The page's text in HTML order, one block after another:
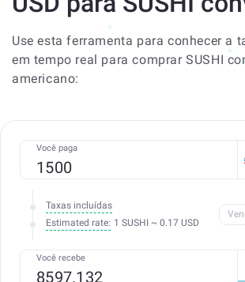
Use esta ferramenta para conhecer a
em tempo real para comprar SUSHI
americano:
Você paga
Taxas incluídas
Estimated rate: 1 SUSHI ~ 0.17 USD
Você recebe